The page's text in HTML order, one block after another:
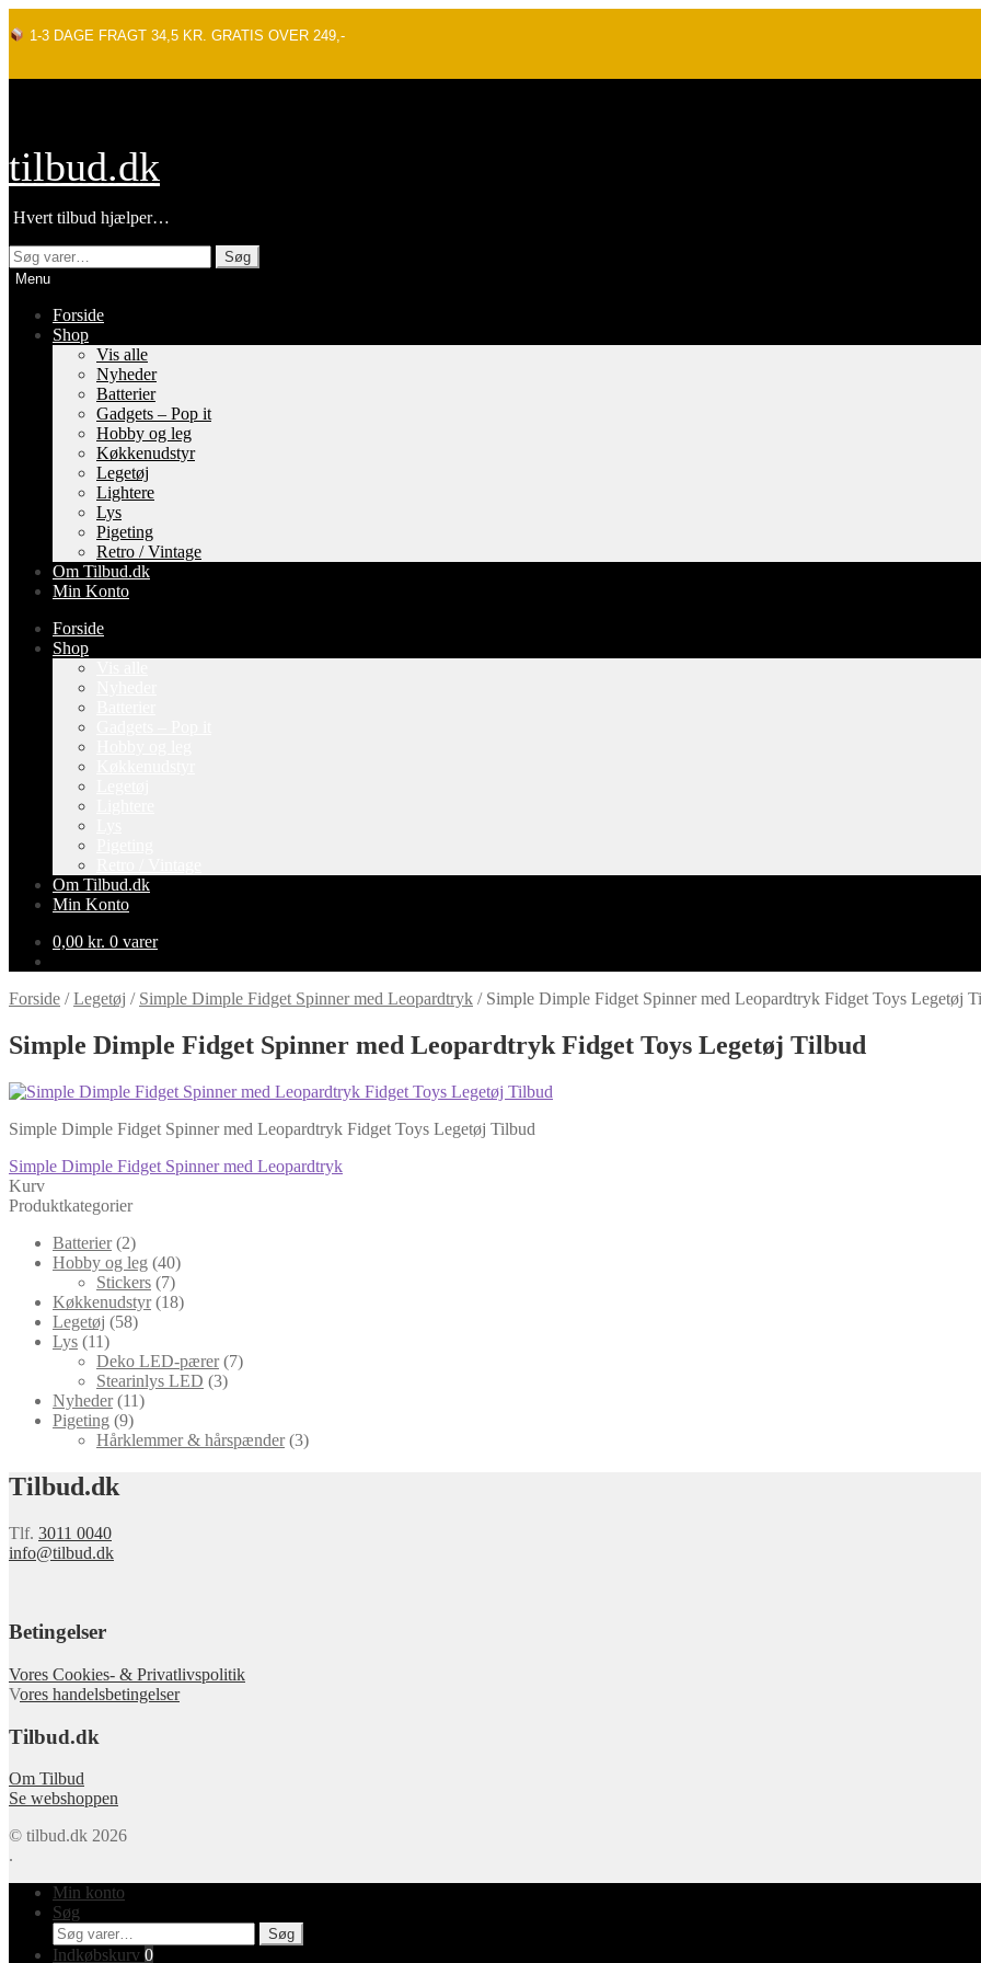
1-3 DAGE FRAGT 34,5 KR. GRATIS OVER 249,-
Spring
til
navigation
Spring
til
indhold
tilbud.dk
Hvert tilbud hjælper…
Søg
efter:
Søg
Menu
Forside
Shop
Vis alle
Nyheder
Batterier
Gadgets – Pop it
Hobby og leg
Køkkenudstyr
Legetøj
Lightere
Lys
Pigeting
Retro / Vintage
Om Tilbud.dk
Min Konto
Forside
Shop
Om Tilbud.dk
Min Konto
0,00 kr. 0 varer
Forside /Legetøj / Simple Dimple Fidget Spinner med Leopardtryk / Simple Dimple Fidget Spinner med Leopardtryk Fidget Toys Legetøj
Simple Dimple Fidget Spinner med Leopardtryk Fidget Toys Legetøj Tilbud
Simple Dimple Fidget Spinner med Leopardtryk Fidget Toys Legetøj Tilbud
Indlægsnavigation
Forrige
indlæg:
Simple Dimple Fidget Spinner med Leopardtryk
Kurv
Produktkategorier
Batterier (2)
Hobby og leg (40)
Stickers (7)
Køkkenudstyr (18)
Legetøj (58)
Lys (11)
Deko LED-pærer (7)
Stearinlys LED (3)
Nyheder (11)
Pigeting (9)
Hårklemmer & hårspænder (3)
Tilbud.dk
Tlf. 3011 0040
info@tilbud.dk
Betingelser
Vores Cookies- & Privatlivspolitik
Vores handelsbetingelser
Tilbud.dk
Om Tilbud
Se webshoppen
© tilbud.dk 2026
.
Min konto
Søg
Søg
efter:
Søg
Indkøbskurv 0